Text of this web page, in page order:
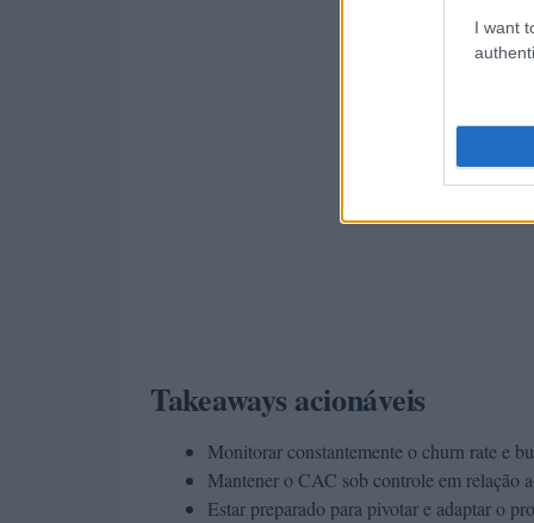
I want
Takeaways acionáveis
Monitorar constantemente o churn rate e
Mantener o CAC sob controle em relação
Estar preparado para pivotar e adaptar o